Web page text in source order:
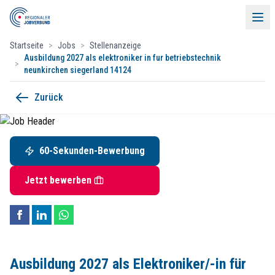
Startseite > Jobs > Stellenanzeige
>
Ausbildung 2027 als elektroniker in fur betriebstechnik
neunkirchen siegerland 14124
60-Sekunden-Bewerbung
Jobs
Unsere Mitglieder
Kontakt
Ausbildung 2027 als Elektroniker/-
ROBERT THOMAS Metall- und Elektrowerke GmbH &
Hellerstraße 6, 57290 Neunkirchen, Siegerland
Startdatum:31. August 2027
Ausbildungsplatz
Deine Aufgaben
Elektroniker/innen für Betriebstechnik installieren, warten und
Zurück
60-Sekunden-Bewerbung
Jetzt bewerben
Ausbildung 2027 als Elektroniker/-in für
Kontakt